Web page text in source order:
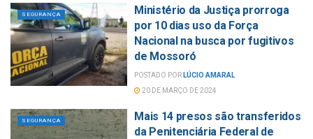
SEGURANÇA
Ministério da Justiça prorroga
por 10 dias uso da Força
Nacional na busca por fugitivos
de Mossoró
POSTADO POR LÚCIO AMARAL
20 DE MARÇO DE 2024
SEGURANÇA
Mais 14 presos são transferidos
da Penitenciária Federal de